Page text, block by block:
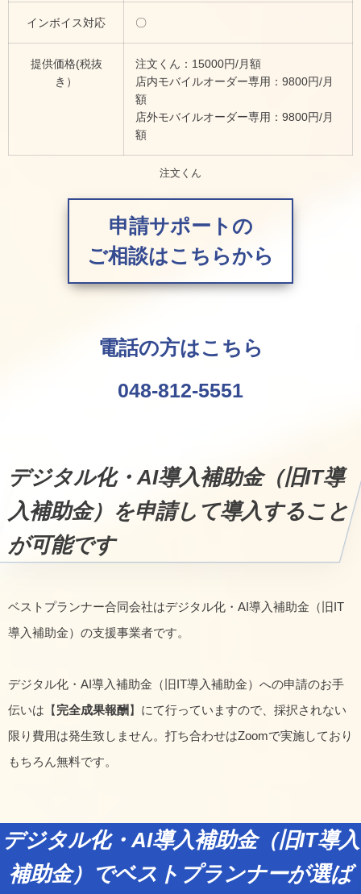
インボイス対応 〇
提供価格(税抜
き）
注文くん：15000円/月額
店内モバイルオーダー専用：9800円/月
額
店外モバイルオーダー専用：9800円/月
額
注文くん
申請サポートの
ご相談はこちらから
電話の方はこちら
048-812-5551
デジタル化・AI導入補助金（旧IT導
入補助金）を申請して導入すること
が可能です
ベストプランナー合同会社はデジタル化・AI導入補助金（旧IT
導入補助金）の支援事業者です。
デジタル化・AI導入補助金（旧IT導入補助金）への申請のお手
伝いは【完全成果報酬 】にて行っていますので、採択されない
限り費用は発生致しません。打ち合わせはZoomで実施しており
もちろん無料です。
デジタル化・AI導入補助金（旧IT導入
補助金）でベストプランナーが選ば